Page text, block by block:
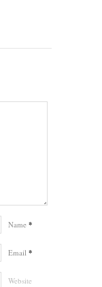
Name *
Email *
Website